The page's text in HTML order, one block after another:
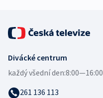
Divácké centrum
každý všední den:
261 136 113